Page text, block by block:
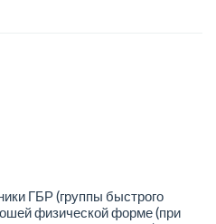
ГБР (группы быстрого
физической форме (при